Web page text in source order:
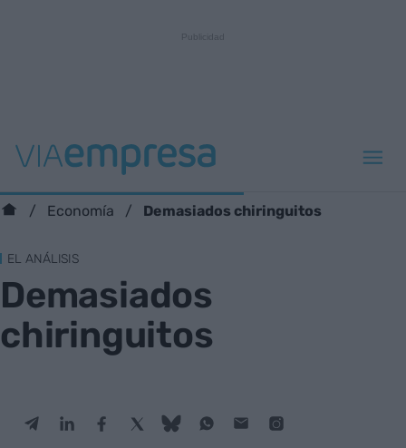
Economía Demasiados chiringuitos
EL ANÁLISIS
Demasiados
chiringuitos